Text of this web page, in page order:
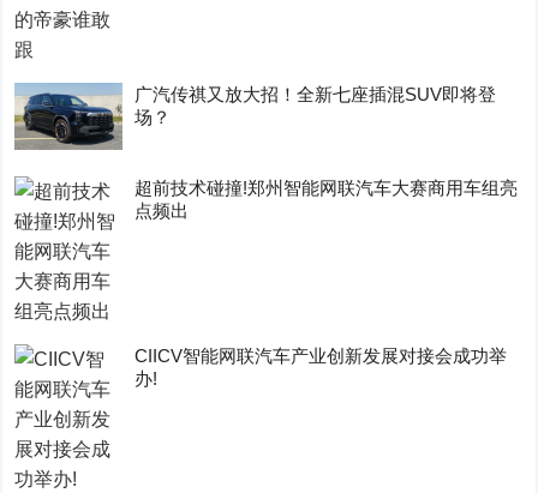
广汽传祺又放大招！全新七座插混SUV即将登
场？
超前技术碰撞!郑州智能网联汽车大赛商用车组亮
点频出
CIICV智能网联汽车产业创新发展对接会成功举
办!